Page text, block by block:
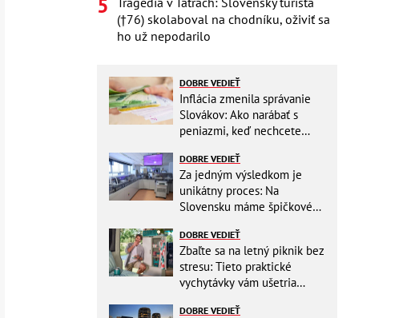
(†76) skolaboval na chodníku, oživiť sa
ho už nepodarilo
DOBRE VEDIEŤ
Inflácia zmenila správanie
Slovákov: Ako narábať s
peniazmi, keď nechcete
DOBRE VEDIEŤ
Za jedným výsledkom je
unikátny proces: Na
Slovensku máme špičkové
DOBRE VEDIEŤ
Zbaľte sa na letný piknik bez
stresu: Tieto praktické
vychytávky vám ušetria
DOBRE VEDIEŤ